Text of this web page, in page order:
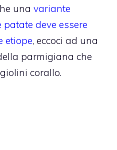
una variante
deve essere
etiope, eccoci ad una
parmigiana che
corallo.